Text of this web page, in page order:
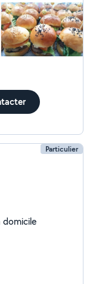
Particulier
domicile